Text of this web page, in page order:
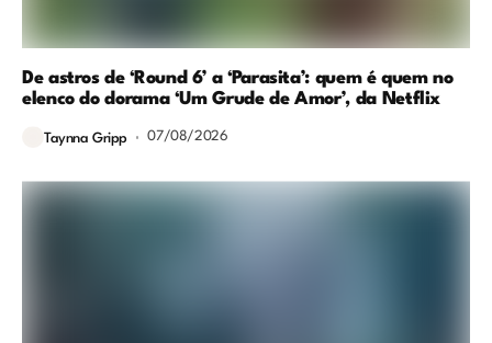
De astros de ‘Round 6’ a ‘Parasita’: quem é quem no
elenco do dorama ‘Um Grude de Amor’, da Netflix
Taynna Gripp 07/08/2026